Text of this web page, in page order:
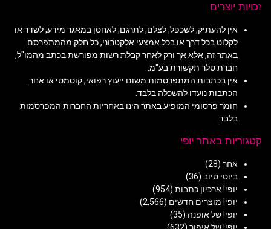
יוצרים
אין להעתיק, לשכפל, לצלם, לתרגם, לאחסן במאגר מידע, לשדר או
לקלוט בכל דרך או בכל אמצעי אלקטרוני, כל חלק מהמתפרסם
באתר זה, אלא אך ורק לאחר קבלת רשות מפורשת בכתב מהמו"ל,
חברת טלר תקשורת בע"מ.
אין בכתבות המתפרסמות משום ייעוץ רפואי, קוסמטי או אחר.
הכתבות נועדו להשכלה בלבד.
חומר פרסומי המופיע באתר הינו באחריות החברות המפרסמות
באתר יופי
אחר
ביוטי טיוב(36)
יופי! ארכיון כתבות(954)
יופי! מוצרים חדשים(2,566)
יופי! של אופנה(35)